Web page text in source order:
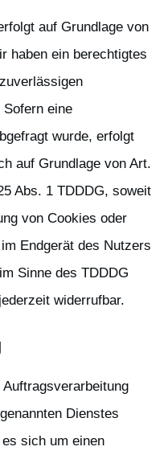
auf Grundlage von
haben ein berechtigtes
eine
wurde, erfolgt
auf Grundlage von Art.
Abs. 1 TDDDG, soweit
von Cookies oder
Endgerät des Nutzers
Sinne des TDDDG
widerrufbar.
Dienstes
sich um einen